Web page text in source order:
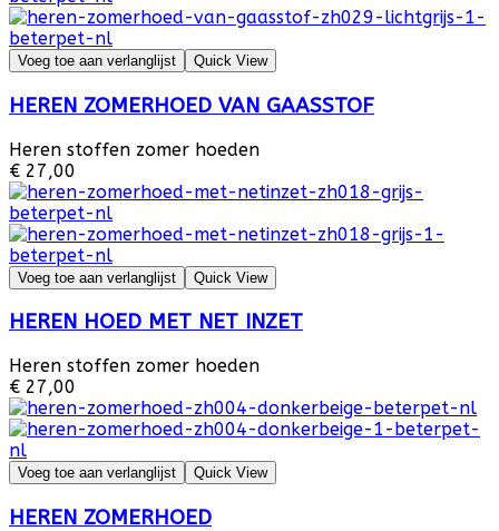
Voeg toe aan verlanglijst Quick View
HEREN ZOMERHOED VAN GAASSTOF
Heren stoffen zomer hoeden
€ 27,00
Voeg toe aan verlanglijst Quick View
HEREN HOED MET NET INZET
Heren stoffen zomer hoeden
€ 27,00
Voeg toe aan verlanglijst Quick View
HEREN ZOMERHOED